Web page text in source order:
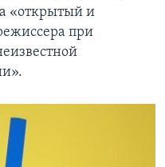
«открытый и
при